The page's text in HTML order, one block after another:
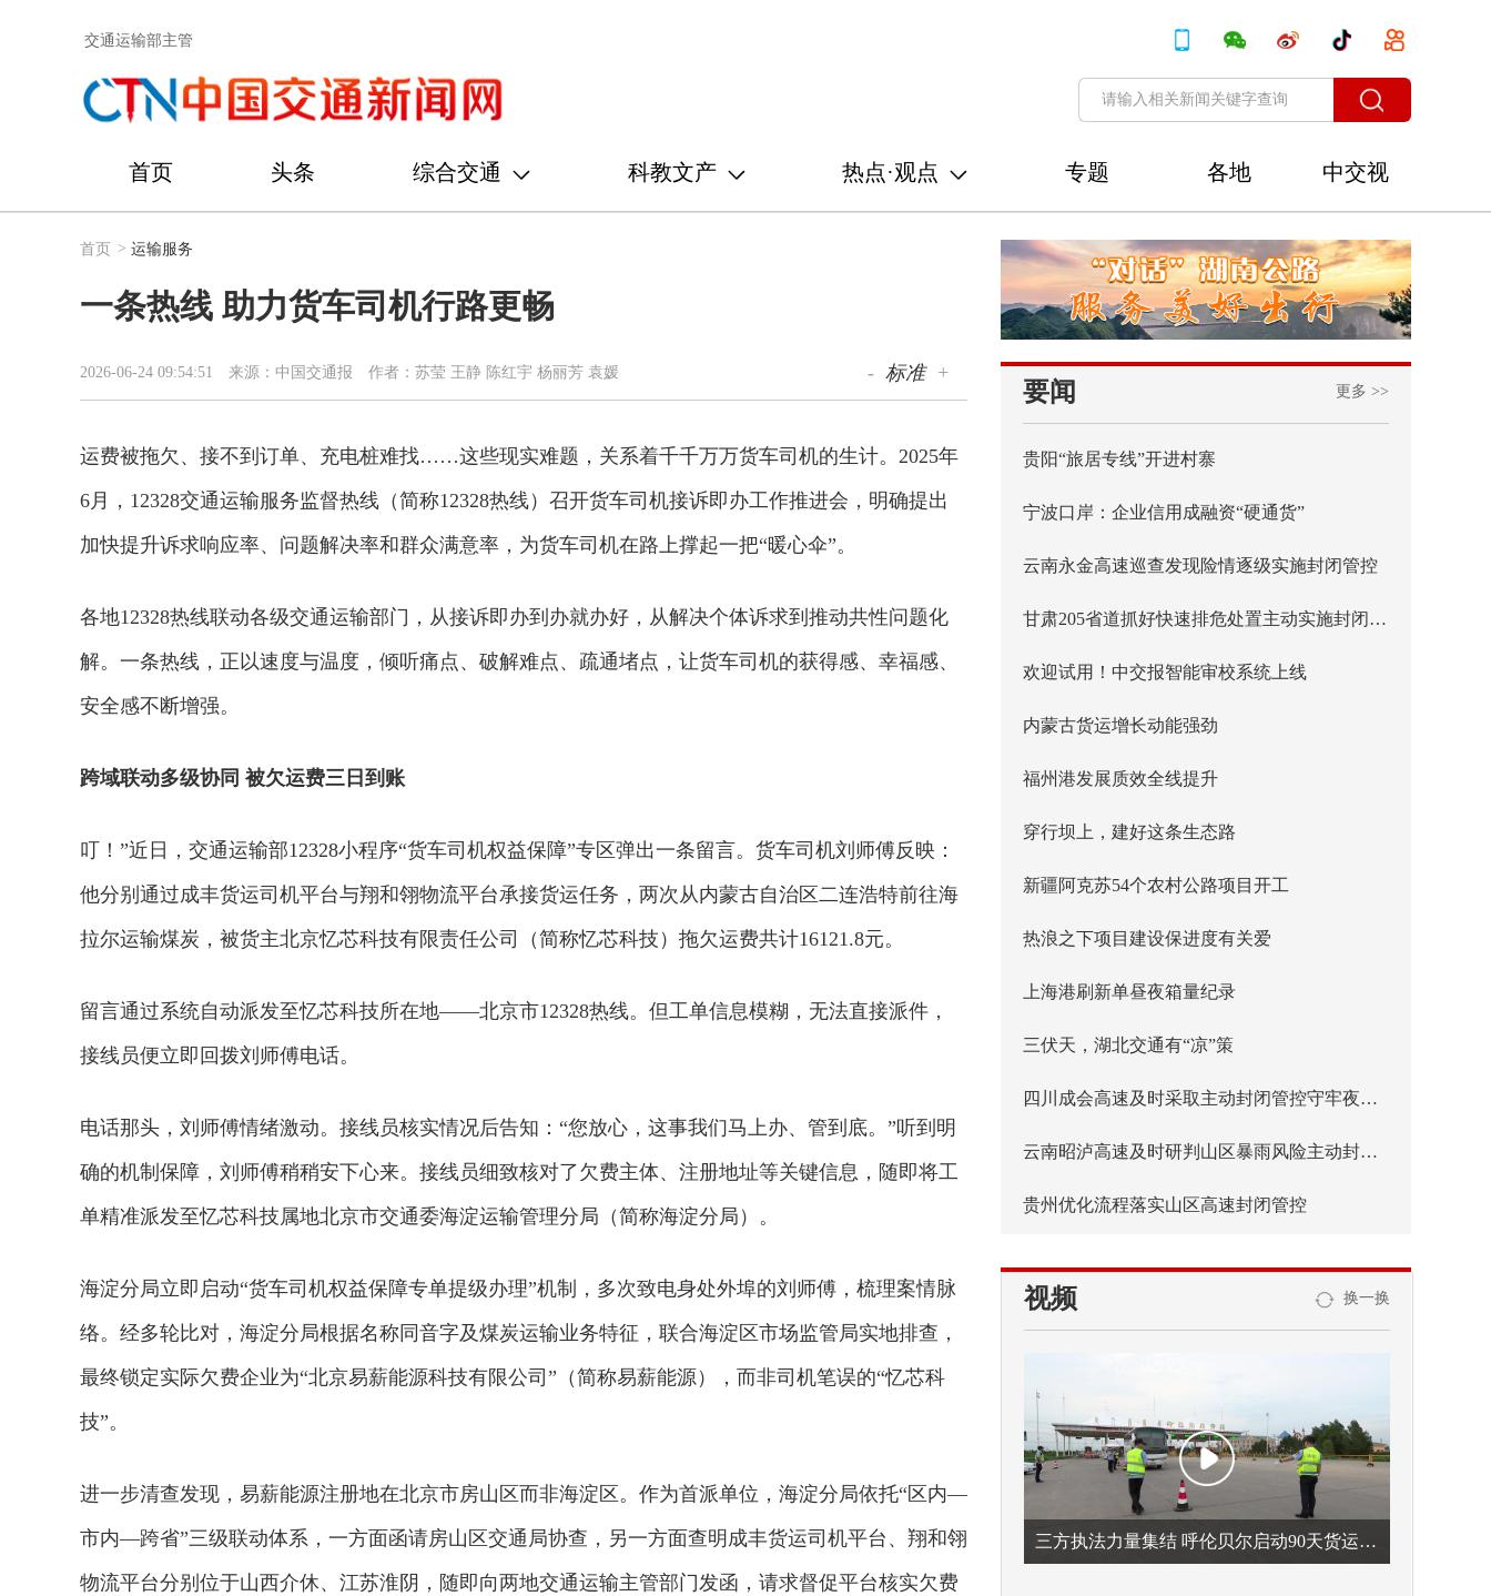
交通运输部主管
首页 头条 综合交通 科教文产 热点·观点 专题 各地
中交视
讯
首页 > 运输服务
一条热线 助力货车司机行路更畅
2026-06-24 09:54:51 来源：中国交通报 作者：苏莹 王静 陈红宇 杨丽芳 袁媛 - 标准 +
运费被拖欠、接不到订单、充电桩难找……这些现实难题，关系着千千万万货车司机的生计。2025年
6月，12328交通运输服务监督热线（简称12328热线）召开货车司机接诉即办工作推进会，明确提出
加快提升诉求响应率、问题解决率和群众满意率，为货车司机在路上撑起一把“暖心伞”。
各地12328热线联动各级交通运输部门，从接诉即办到办就办好，从解决个体诉求到推动共性问题化
解。一条热线，正以速度与温度，倾听痛点、破解难点、疏通堵点，让货车司机的获得感、幸福感、
安全感不断增强。
跨域联动多级协同 被欠运费三日到账
叮！”近日，交通运输部12328小程序“货车司机权益保障”专区弹出一条留言。货车司机刘师傅反映：
他分别通过成丰货运司机平台与翔和翎物流平台承接货运任务，两次从内蒙古自治区二连浩特前往海
拉尔运输煤炭，被货主北京忆芯科技有限责任公司（简称忆芯科技）拖欠运费共计16121.8元。
留言通过系统自动派发至忆芯科技所在地——北京市12328热线。但工单信息模糊，无法直接派件，
接线员便立即回拨刘师傅电话。
电话那头，刘师傅情绪激动。接线员核实情况后告知：“您放心，这事我们马上办、管到底。”听到明
确的机制保障，刘师傅稍稍安下心来。接线员细致核对了欠费主体、注册地址等关键信息，随即将工
单精准派发至忆芯科技属地北京市交通委海淀运输管理分局（简称海淀分局）。
海淀分局立即启动“货车司机权益保障专单提级办理”机制，多次致电身处外埠的刘师傅，梳理案情脉
络。经多轮比对，海淀分局根据名称同音字及煤炭运输业务特征，联合海淀区市场监管局实地排查，
最终锁定实际欠费企业为“北京易薪能源科技有限公司”（简称易薪能源），而非司机笔误的“忆芯科
技”。
进一步清查发现，易薪能源注册地在北京市房山区而非海淀区。作为首派单位，海淀分局依托“区内—
市内—跨省”三级联动体系，一方面函请房山区交通局协查，另一方面查明成丰货运司机平台、翔和翎
物流平台分别位于山西介休、江苏淮阴，随即向两地交通运输主管部门发函，请求督促平台核实欠费
要闻 更多 >>
贵阳“旅居专线”开进村寨
宁波口岸：企业信用成融资“硬通货”
云南永金高速巡查发现险情逐级实施封闭管控
甘肃205省道抓好快速排危处置主动实施封闭管控
欢迎试用！中交报智能审校系统上线
内蒙古货运增长动能强劲
福州港发展质效全线提升
穿行坝上，建好这条生态路
新疆阿克苏54个农村公路项目开工
热浪之下项目建设保进度有关爱
上海港刷新单昼夜箱量纪录
三伏天，湖北交通有“凉”策
四川成会高速及时采取主动封闭管控守牢夜间安全防线
云南昭泸高速及时研判山区暴雨风险主动封闭管控
贵州优化流程落实山区高速封闭管控
视频 换一换
三方执法力量集结 呼伦贝尔启动90天货运车辆违法专项整治